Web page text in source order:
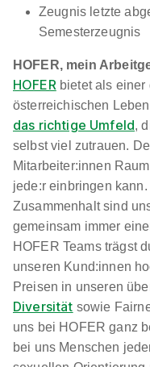
Zeugnis letzte
Semesterzeugnis
HOFER, mein
HOFER bietet als einer
österreichischen
das richtige Umfeld,
selbst viel zutrauen.
Mitarbeiter:innen
jede:r einbringen
Zusammenhalt sind
gemeinsam immer
HOFER Teams trägst
unseren Kund:innen
Preisen in unseren
Diversität sowie
uns bei HOFER ganz
bei uns Menschen